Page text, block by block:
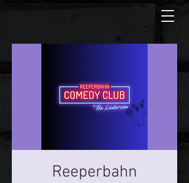
Reeperbahn